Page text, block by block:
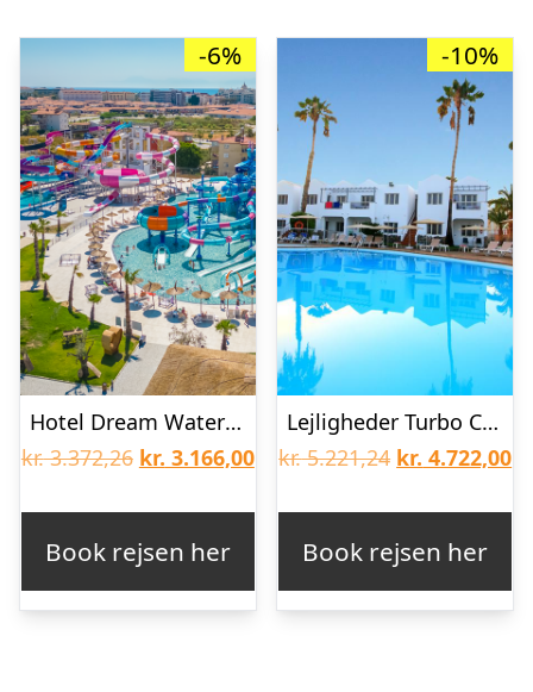
-6%
Hotel Dream Water World
kr.3.372,26 Den
var:
kr. 3.372,26.
kr. 3.166,00Den
kr. 3.166,00.
Book rejsen her
-10%
Lejligheder Turbo Club Maspalomas
kr.5.221,24 Den
var:
kr. 5.221,24.
kr. 4.722,00
Book rejsen her